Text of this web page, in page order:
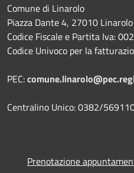
Comune di Linarolo
Piazza Dante 4, 27010 Linarolo
Codice Fiscale e Partita Iva:
Codice Univoco per la
PEC:
Centralino Unico: 0382/
Prenotazione